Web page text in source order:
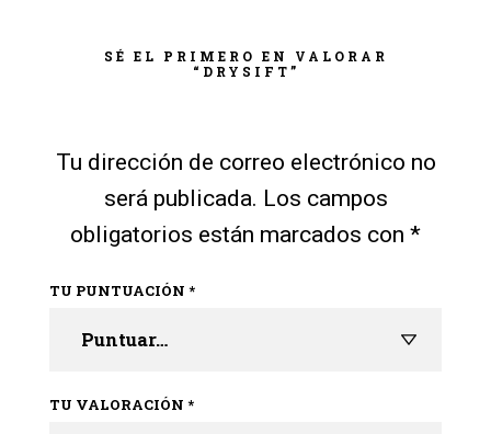
SÉ EL PRIMERO EN VALORAR
“DRYSIFT”
Tu dirección de correo electrónico no
será publicada. Los campos
obligatorios están marcados con *
TU PUNTUACIÓN *
TU VALORACIÓN *